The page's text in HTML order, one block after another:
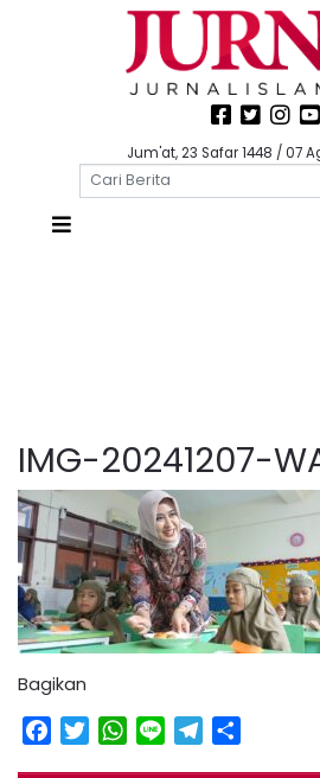
Jum'at, 23 Safar 1448 / 07
IMG-20241207-
Bagikan
Facebook
TwitterWhatsApp
Line Telegram